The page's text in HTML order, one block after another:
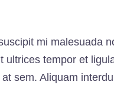
mi malesuada
tempor et
sem. Aliquam